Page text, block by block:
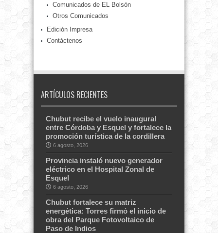
Comunicados de EL Bolsón
Otros Comunicados
Edición Impresa
Contáctenos
ARTÍCULOS RECIENTES
Chubut recibe el vuelo inaugural
entre Córdoba y Esquel y fortalece la
promoción turística de la cordillera
6 agosto, 2026
Provincia instaló nuevo generador
eléctrico en el Hospital Zonal de
Esquel
6 agosto, 2026
Chubut fortalece su matriz
energética: Torres firmó el inicio de
obra del Parque Fotovoltaico de
Paso de Indios